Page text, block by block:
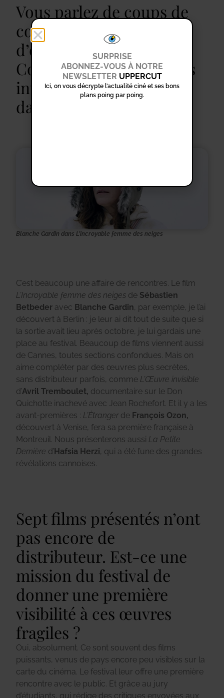
Vous parlez de coups de
cœur, mais aussi
d’exigence éditoriale.
Comment conciliez-vous
intuition et cohérence
dans vos choix ?
Blanche Gardin dans L’incroyable femme des neiges
C’est beaucoup une affaire de rencontres. Le film
L’Incroyable femme des neiges de Sébastien
Betbeder avec Blanche Gardin, par exemple, je l’ai
découvert à Berlin : je leur ai dit tout de suite que si
la sortie avait lieu après octobre, je lui gardais une
place au festival. Beaucoup de films viennent aussi
de Cannes, toutes sections confondues. Mais on
aime compléter par des œuvres plus secrètes,
sans distributeur parfois, comme L’Œuvre invisible
d’Avril Tremboulet, documentaire sur le Don
Quichotte inachevé avec Jean Rochefort. Et il y a les
avant-premières : L’Étrangerde François Ozon,
découvert à Venise, fera sa première française à
Montreuil. Nous présenterons aussi La Petite
Dernière d’Hafsia Herzi, qui a été l’une des grandes
révélations cannoises.
Sept films présentés n’ont
pas encore de
distributeur. Est-ce une
mission du festival de
donner une première
visibilité à ces œuvres
fragiles ?
Oui, absolument. Ce sont souvent des films
puissants, venus de pays encore peu visibles sur la
carte du cinéma. Le festival leur offre une première
rencontre avec le public. Et grâce au jury
d’étudiants, qui rédige des critiques envoyées aux
SURPRISE
ABONNEZ-VOUS À NOTRE
NEWSLETTER UPPERCUT
Ici, on vous décrypte l’actualité ciné et ses bons
plans poing par poing.